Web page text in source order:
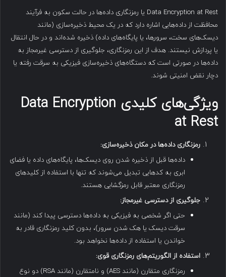
Data Encryption at Rest یا رمزنگاری داده‌ها در حالت سکون به فرآیند
محافظت از داده‌هایی اشاره دارد که در یک محیط ذخیره‌سازی (مانند
دیسک‌های سخت، سرورها، یا پایگاه‌های داده) ذخیره شده‌اند و در حال انتقال
یا پردازش نیستند. هدف از این رمزنگاری، جلوگیری از دسترسی غیرمجاز به
داده‌ها در صورتی است که دستگاه‌های ذخیره‌سازی فیزیکی به سرقت رفته یا
دچار نقض امنیتی شوند.
ویژگی‌های کلیدی Data Encryption
at Rest
رمزنگاری داده‌ها در مکان ذخیره‌سازی:
داده‌ها قبل از ذخیره شدن روی دیسک‌ها، پایگاه‌های داده یا فضای
ابری به کدهایی تبدیل می‌شوند که تنها با استفاده از کلیدهای
رمزنگاری معتبر قابل رمزگشایی هستند.
جلوگیری از دسترسی غیرمجاز:
حتی اگر شخصی به فیزیکی به داده‌ها دسترسی پیدا کند (مانند
سرقت دیسک یا هک شدن سرور)، بدون کلید رمزنگاری قادر به
خواندن یا استفاده از داده‌ها نخواهد بود.
استفاده از الگوریتم‌های رمزنگاری قوی:
رمزنگاری متقارن (مانند AES) و نامتقارن (مانند RSA) دو نوع